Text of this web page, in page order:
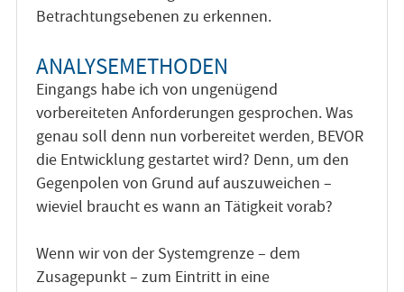
Betrachtungsebenen zu erkennen.
ANALYSEMETHODEN
Eingangs habe ich von ungenügend
vorbereiteten Anforderungen gesprochen. Was
genau soll denn nun vorbereitet werden, BEVOR
die Entwicklung gestartet wird? Denn, um den
Gegenpolen von Grund auf auszuweichen –
wieviel braucht es wann an Tätigkeit vorab?
Wenn wir von der Systemgrenze – dem
Zusagepunkt – zum Eintritt in eine